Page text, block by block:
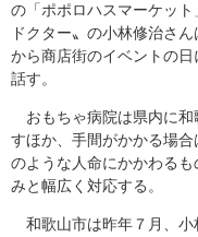
の「ポポロハスマーケッ
ドクター〟の小林修治さ
から商店街のイベントの
話す。
おもちゃ病院は県内に和
すほか、手間がかかる場
のような人命にかかわる
みと幅広く対応する。
和歌山市は昨年７月、小